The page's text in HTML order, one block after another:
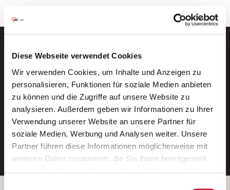
Diese Webseite verwendet Cookies
Wir verwenden Cookies, um Inhalte und Anzeigen zu
personalisieren, Funktionen für soziale Medien anbieten
zu können und die Zugriffe auf unsere Website zu
analysieren. Außerdem geben wir Informationen zu Ihrer
Verwendung unserer Website an unsere Partner für
soziale Medien, Werbung und Analysen weiter. Unsere
Partner führen diese Informationen möglicherweise mit
weiteren Daten zusammen, die Sie ihnen bereitgestellt
Neue Stellen per E-Mail.
Ein kostenloser Service von AWO
Jobs.
E-Mail-Adresse eintragen